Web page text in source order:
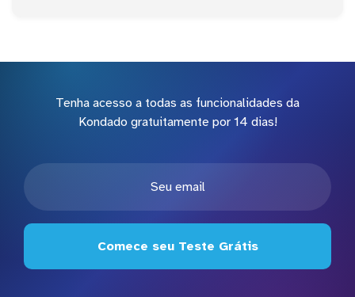
Tenha acesso a todas as funcionalidades da
Kondado gratuitamente por 14 dias!
Comece seu Teste Grátis